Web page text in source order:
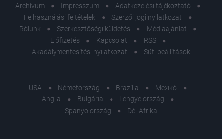
Archívum Impresszum
Adatkezelési tájékoztató
Felhasználási feltételek
Szerzői jogi nyilatkozat
Rólunk
Szerkesztőségi küldetés
Médiaajánlat
Előfizetés
Kapcsolat
RSS
Akadálymentesítési nyilatkozat
Süti beállítások
USA Németország Brazília
Mexikó
Anglia
Bulgária
Lengyelország
Spanyolország
Dél-Afrika